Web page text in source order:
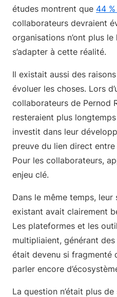
études montrent que 44
collaborateurs devraient
organisations n’ont plus
s’adapter à cette réalité.
Il existait aussi des
évoluer les choses. Lors
collaborateurs de Pernod
resteraient plus
investit dans leur
preuve du lien direct
Pour les collaborateurs,
enjeu clé.
Dans le même temps,
existant avait clairement
Les plateformes et les
multipliaient, générant des
était devenu si fragmenté
parler encore
La question n’était plus